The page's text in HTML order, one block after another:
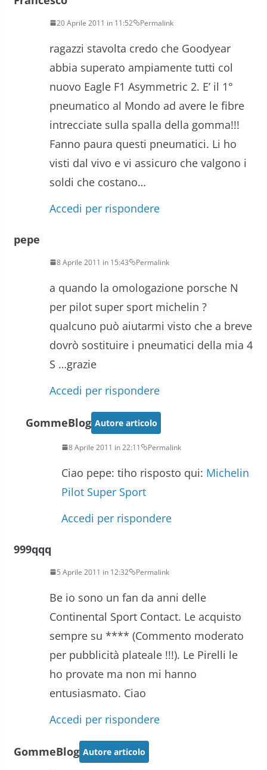
20 Aprile 2011 in 11:52 Permalink
ragazzi stavolta credo che Goodyear
abbia superato ampiamente tutti col
nuovo Eagle F1 Asymmetric 2. E’ il 1°
pneumatico al Mondo ad avere le fibre
intrecciate sulla spalla della gomma!!!
Fanno paura questi pneumatici. Li ho
visti dal vivo e vi assicuro che valgono i
soldi che costano…
Accedi per rispondere
pepe
8 Aprile 2011 in 15:43 Permalink
a quando la omologazione porsche N
per pilot super sport michelin ?
qualcuno può aiutarmi visto che a breve
dovrò sostituire i pneumatici della mia 4
S …grazie
Accedi per rispondere
GommeBlog Autore articolo
8 Aprile 2011 in 22:11 Permalink
Ciao pepe: tiho risposto qui: Michelin
Pilot Super Sport
Accedi per rispondere
999qqq
5 Aprile 2011 in 12:32 Permalink
Be io sono un fan da anni delle
Continental Sport Contact. Le acquisto
sempre su **** (Commento moderato
per pubblicità plateale !!!). Le Pirelli le
ho provate ma non mi hanno
entusiasmato. Ciao
Accedi per rispondere
GommeBlog Autore articolo